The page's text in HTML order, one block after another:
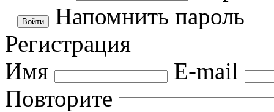
Напомнить пароль
Регистрация
Имя
E-mail
Повторите